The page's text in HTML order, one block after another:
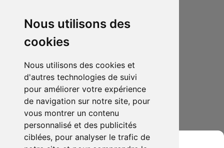
Nous utilisons des
cookies
Nous utilisons des cookies et
d'autres technologies de suivi
pour améliorer votre expérience
de navigation sur notre site, pour
vous montrer un contenu
personnalisé et des publicités
ciblées, pour analyser le trafic de
5.00 € 0